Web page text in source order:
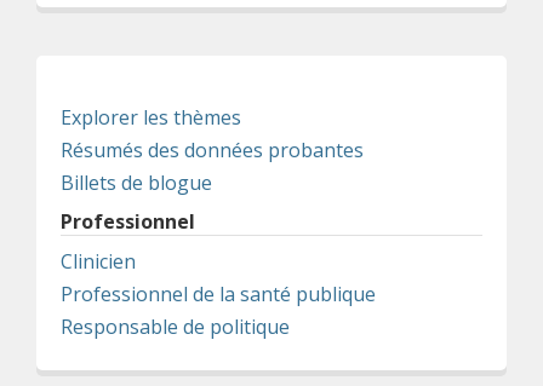
Explorer les thèmes
Résumés des données probantes
Billets de blogue
Professionnel
Clinicien
Professionnel de la santé publique
Responsable de politique